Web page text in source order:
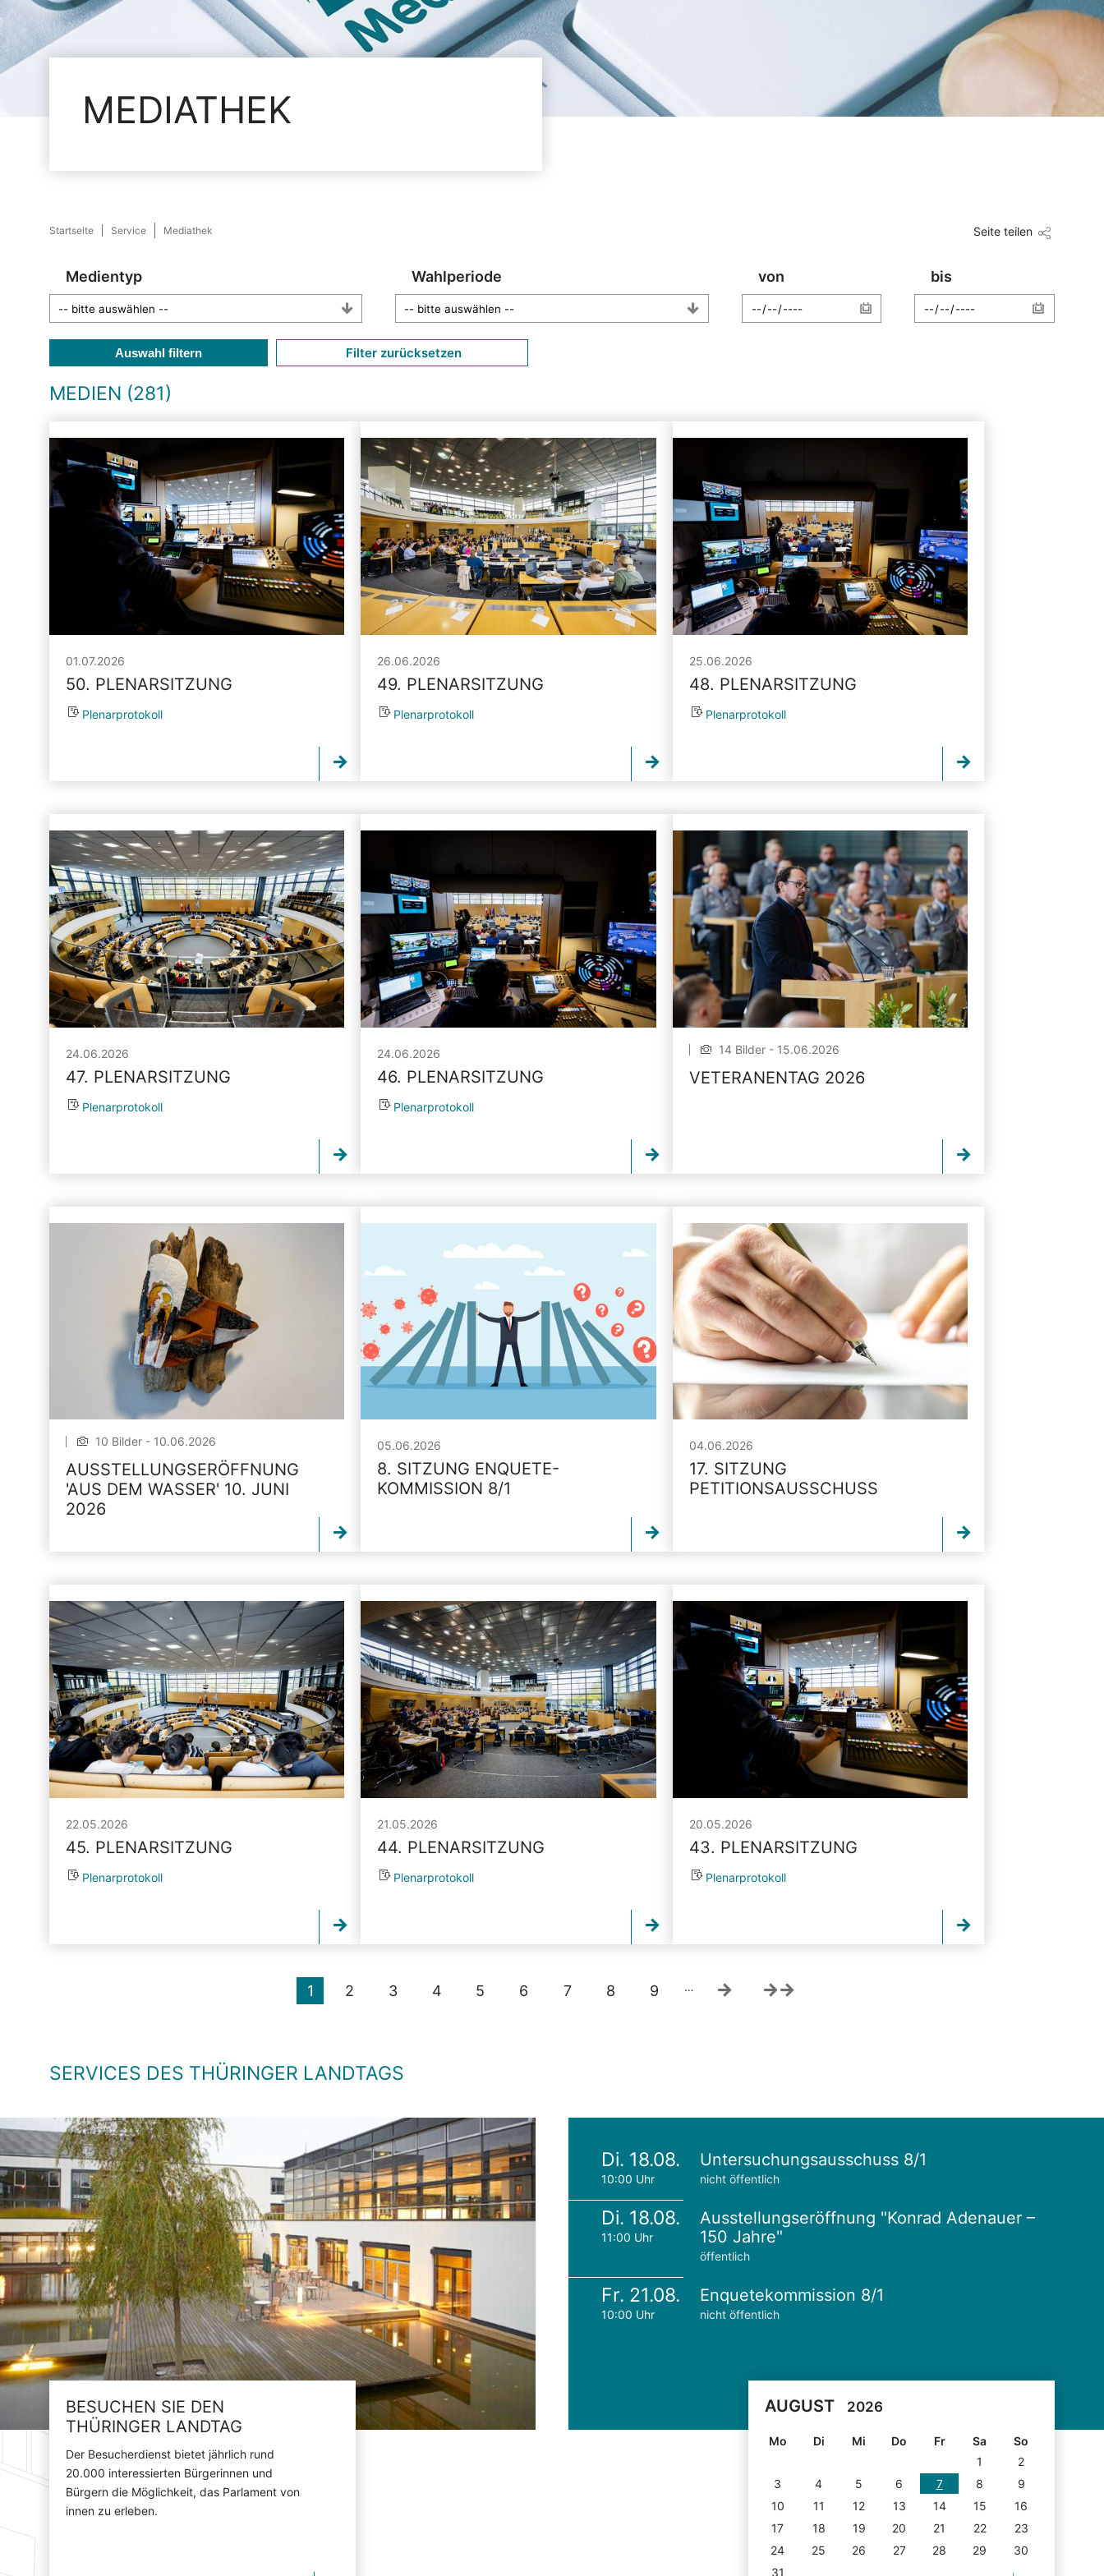
MEDIATHEK
Startseite Service Mediathek Seite teilen
Medientyp Wahlperiode von bis
Auswahl filtern Filter zurücksetzen
MEDIEN (281)
01.07.2026
50. PLENARSITZUNG
Plenarprotokoll
26.06.2026
49. PLENARSITZUNG
Plenarprotokoll
25.06.2026
48. PLENARSITZUNG
Plenarprotokoll
24.06.2026
47. PLENARSITZUNG
Plenarprotokoll
24.06.2026
46. PLENARSITZUNG
Plenarprotokoll
14 Bilder - 15.06.2026
VETERANENTAG 2026
10 Bilder - 10.06.2026
AUSSTELLUNGSERÖFFNUNG
'AUS DEM WASSER' 10. JUNI
2026
05.06.2026
8. SITZUNG ENQUETE-
KOMMISSION 8/1
04.06.2026
17. SITZUNG
PETITIONSAUSSCHUSS
22.05.2026
45. PLENARSITZUNG
Plenarprotokoll
21.05.2026
44. PLENARSITZUNG
Plenarprotokoll
20.05.2026
43. PLENARSITZUNG
Plenarprotokoll
1 2 3 4 5 6 7 8 9 …
SERVICES DES THÜRINGER LANDTAGS
BESUCHEN SIE DEN
THÜRINGER LANDTAG
Der Besucherdienst bietet jährlich rund
20.000 interessierten Bürgerinnen und
Bürgern die Möglichkeit, das Parlament von
innen zu erleben.
Di. 18.08.
10:00 Uhr
Untersuchungsausschuss 8/1
nicht öffentlich
Di. 18.08.
11:00 Uhr
Ausstellungseröffnung "Konrad Adenauer –
150 Jahre"
öffentlich
Fr. 21.08.
10:00 Uhr
Enquetekommission 8/1
nicht öffentlich
AUGUST 2026
Mo Di Mi Do Fr Sa
So
1
2
3
4 5 6 7 8
9
10
11 12 13 14 15
16
17
18 19 20 21 22
23
24
25 26 27 28 29
30
31